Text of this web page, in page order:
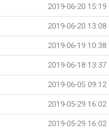
2019-06-20 15:19
2019-06-20 13:08
2019-06-19 10:38
2019-06-18 13:37
2019-06-05 09:12
2019-05-29 16:02
2019-05-29 16:02